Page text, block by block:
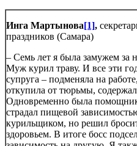
Инга Мартынова[1],
праздников (Самара)
– Семь лет я была замужем за
Муж курил траву. И все эти
супруга – подменяла на
откупила от тюрьмы,
Одновременно была
страдал пищевой
курильщиком, но решил
здоровьем. В итоге босс